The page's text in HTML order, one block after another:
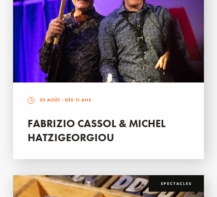
30 AOÛT - DÈS 11 ANS
FABRIZIO CASSOL & MICHEL
HATZIGEORGIOU
SPECTACLES